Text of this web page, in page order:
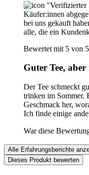
"Verifizierter
Käufer:innen
bei uns gekauft
alle, die ein
Bewertet mit 5 von
Guter Tee,
Der Tee schmeckt
trinken im Sommer.
Geschmack her,
Ich finde einige
War diese
Alle Erfahrungsberichte
Dieses Produkt bewerten